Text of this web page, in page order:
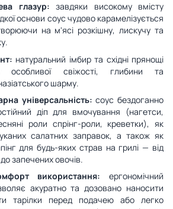
глазур: завдяки високому вмісту
основи соус чудово карамелізується
на м'ясі розкішну, лискучу та
натуральний імбир та східні прянощі
особливої свіжості, глибини та
шарму.
універсальність: соус бездоганно
діп для вмочування (нагетси,
роли спрінг-роли, креветки), як
салатних заправок, а також як
для будь-яких страв на грилі — від
запечених овочів.
використання: ергономічний
акуратно та дозовано наносити
тарілки перед подачею або легко